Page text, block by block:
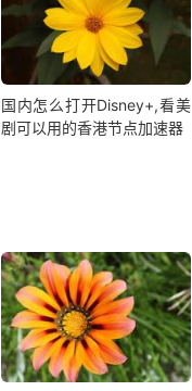
国内怎么打开Disney+,看美
剧可以用的香港节点加速器